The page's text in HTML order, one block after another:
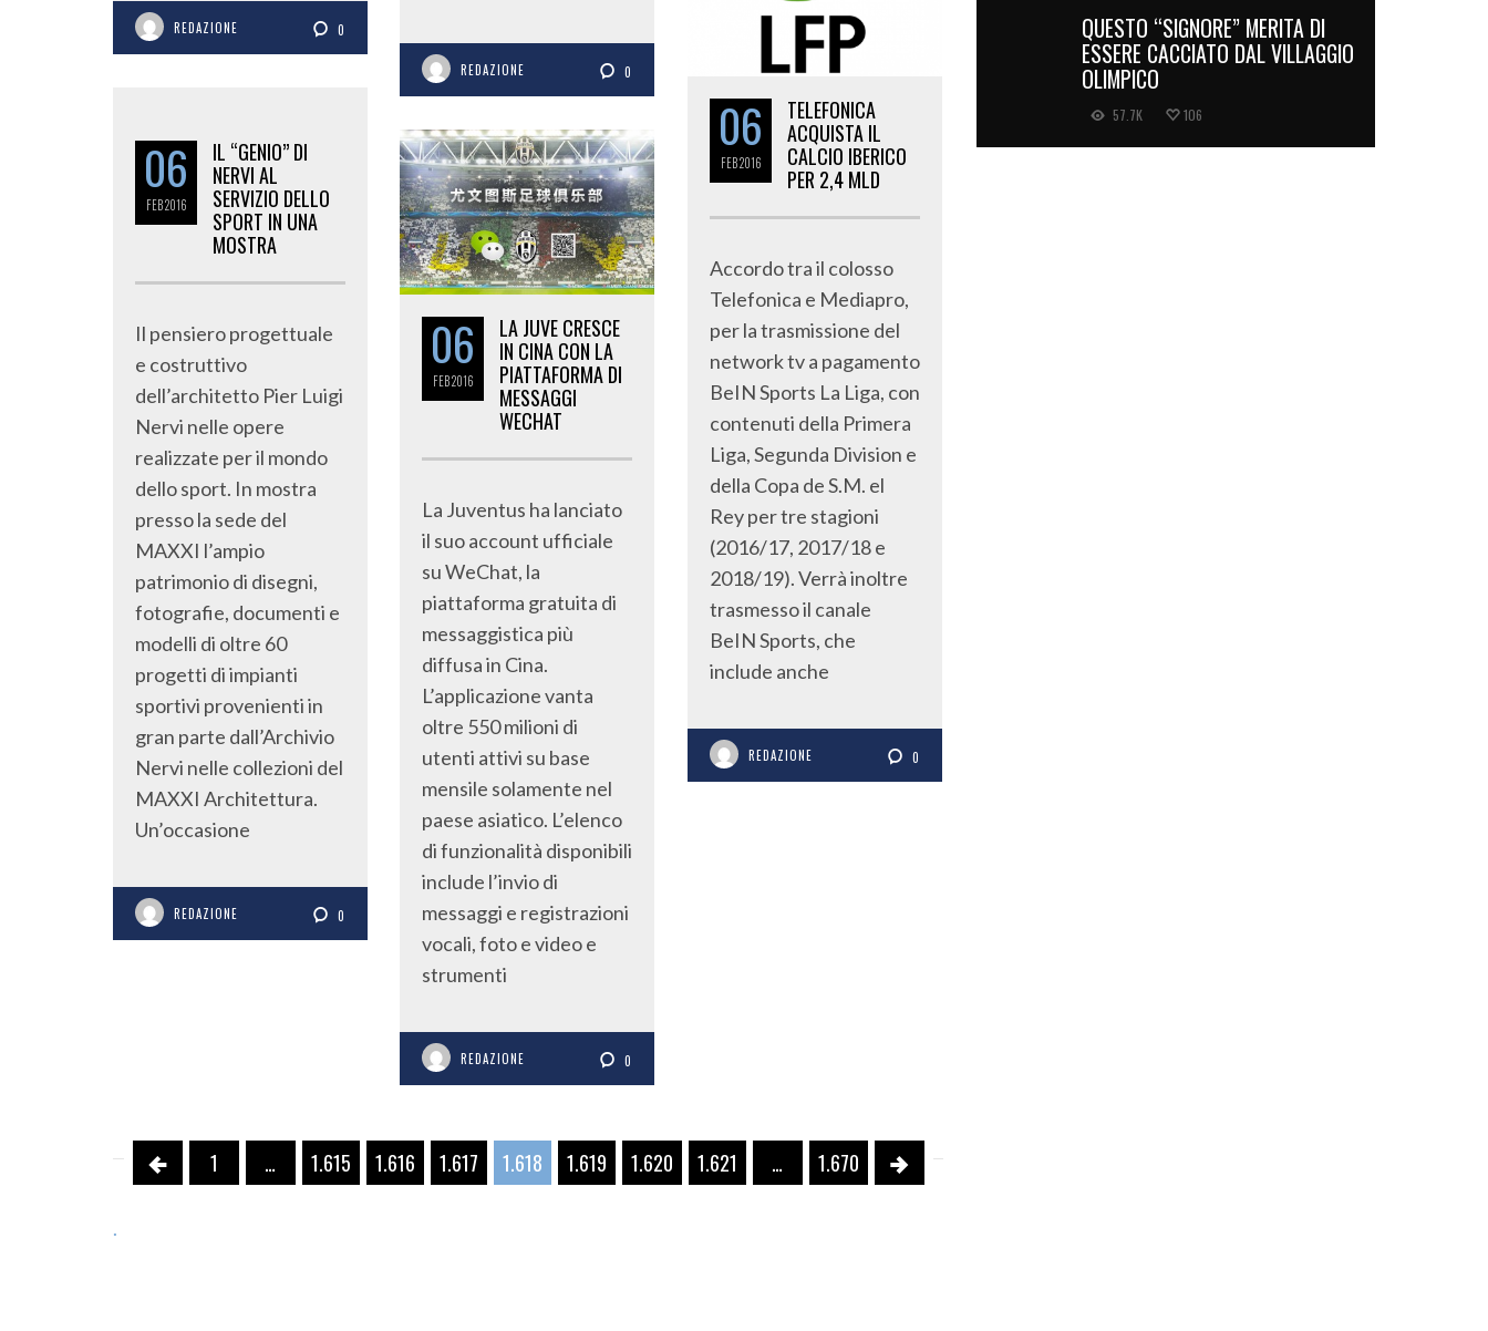
REDAZIONE 0
REDAZIONE 0
06
FEB2016
TELEFONICA
ACQUISTA IL
CALCIO IBERICO
PER 2,4 MLD
Accordo tra il colosso
Telefonica e Mediapro,
per la trasmissione del
network tv a pagamento
BeIN Sports La Liga, con
contenuti della Primera
Liga, Segunda Division e
della Copa de S.M. el
Rey per tre stagioni
(2016/17, 2017/18 e
2018/19). Verrà inoltre
trasmesso il canale
BeIN Sports, che
include anche
REDAZIONE 0
06
FEB2016
IL “GENIO” DI
NERVI AL
SERVIZIO DELLO
SPORT IN UNA
MOSTRA
Il pensiero progettuale
e costruttivo
dell’architetto Pier Luigi
Nervi nelle opere
realizzate per il mondo
dello sport. In mostra
presso la sede del
MAXXI l’ampio
patrimonio di disegni,
fotografie, documenti e
modelli di oltre 60
progetti di impianti
sportivi provenienti in
gran parte dall’Archivio
Nervi nelle collezioni del
MAXXI Architettura.
Un’occasione
REDAZIONE 0
06
FEB2016
LA JUVE CRESCE
IN CINA CON LA
PIATTAFORMA DI
MESSAGGI
WECHAT
La Juventus ha lanciato
il suo account ufficiale
su WeChat, la
piattaforma gratuita di
messaggistica più
diffusa in Cina.
L’applicazione vanta
oltre 550 milioni di
utenti attivi su base
mensile solamente nel
paese asiatico. L’elenco
di funzionalità disponibili
include l’invio di
messaggi e registrazioni
vocali, foto e video e
strumenti
REDAZIONE 0
1 … 1.615 1.616 1.617 1.618 1.619 1.620 1.621 … 1.670
.
QUESTO “SIGNORE” MERITA DI
ESSERE CACCIATO DAL VILLAGGIO
OLIMPICO
57.7K 106